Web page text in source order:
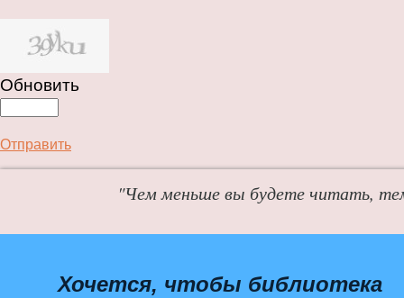
Обновить
Отправить
"Чем меньше вы будете читать,
Хочется, чтобы библиотека